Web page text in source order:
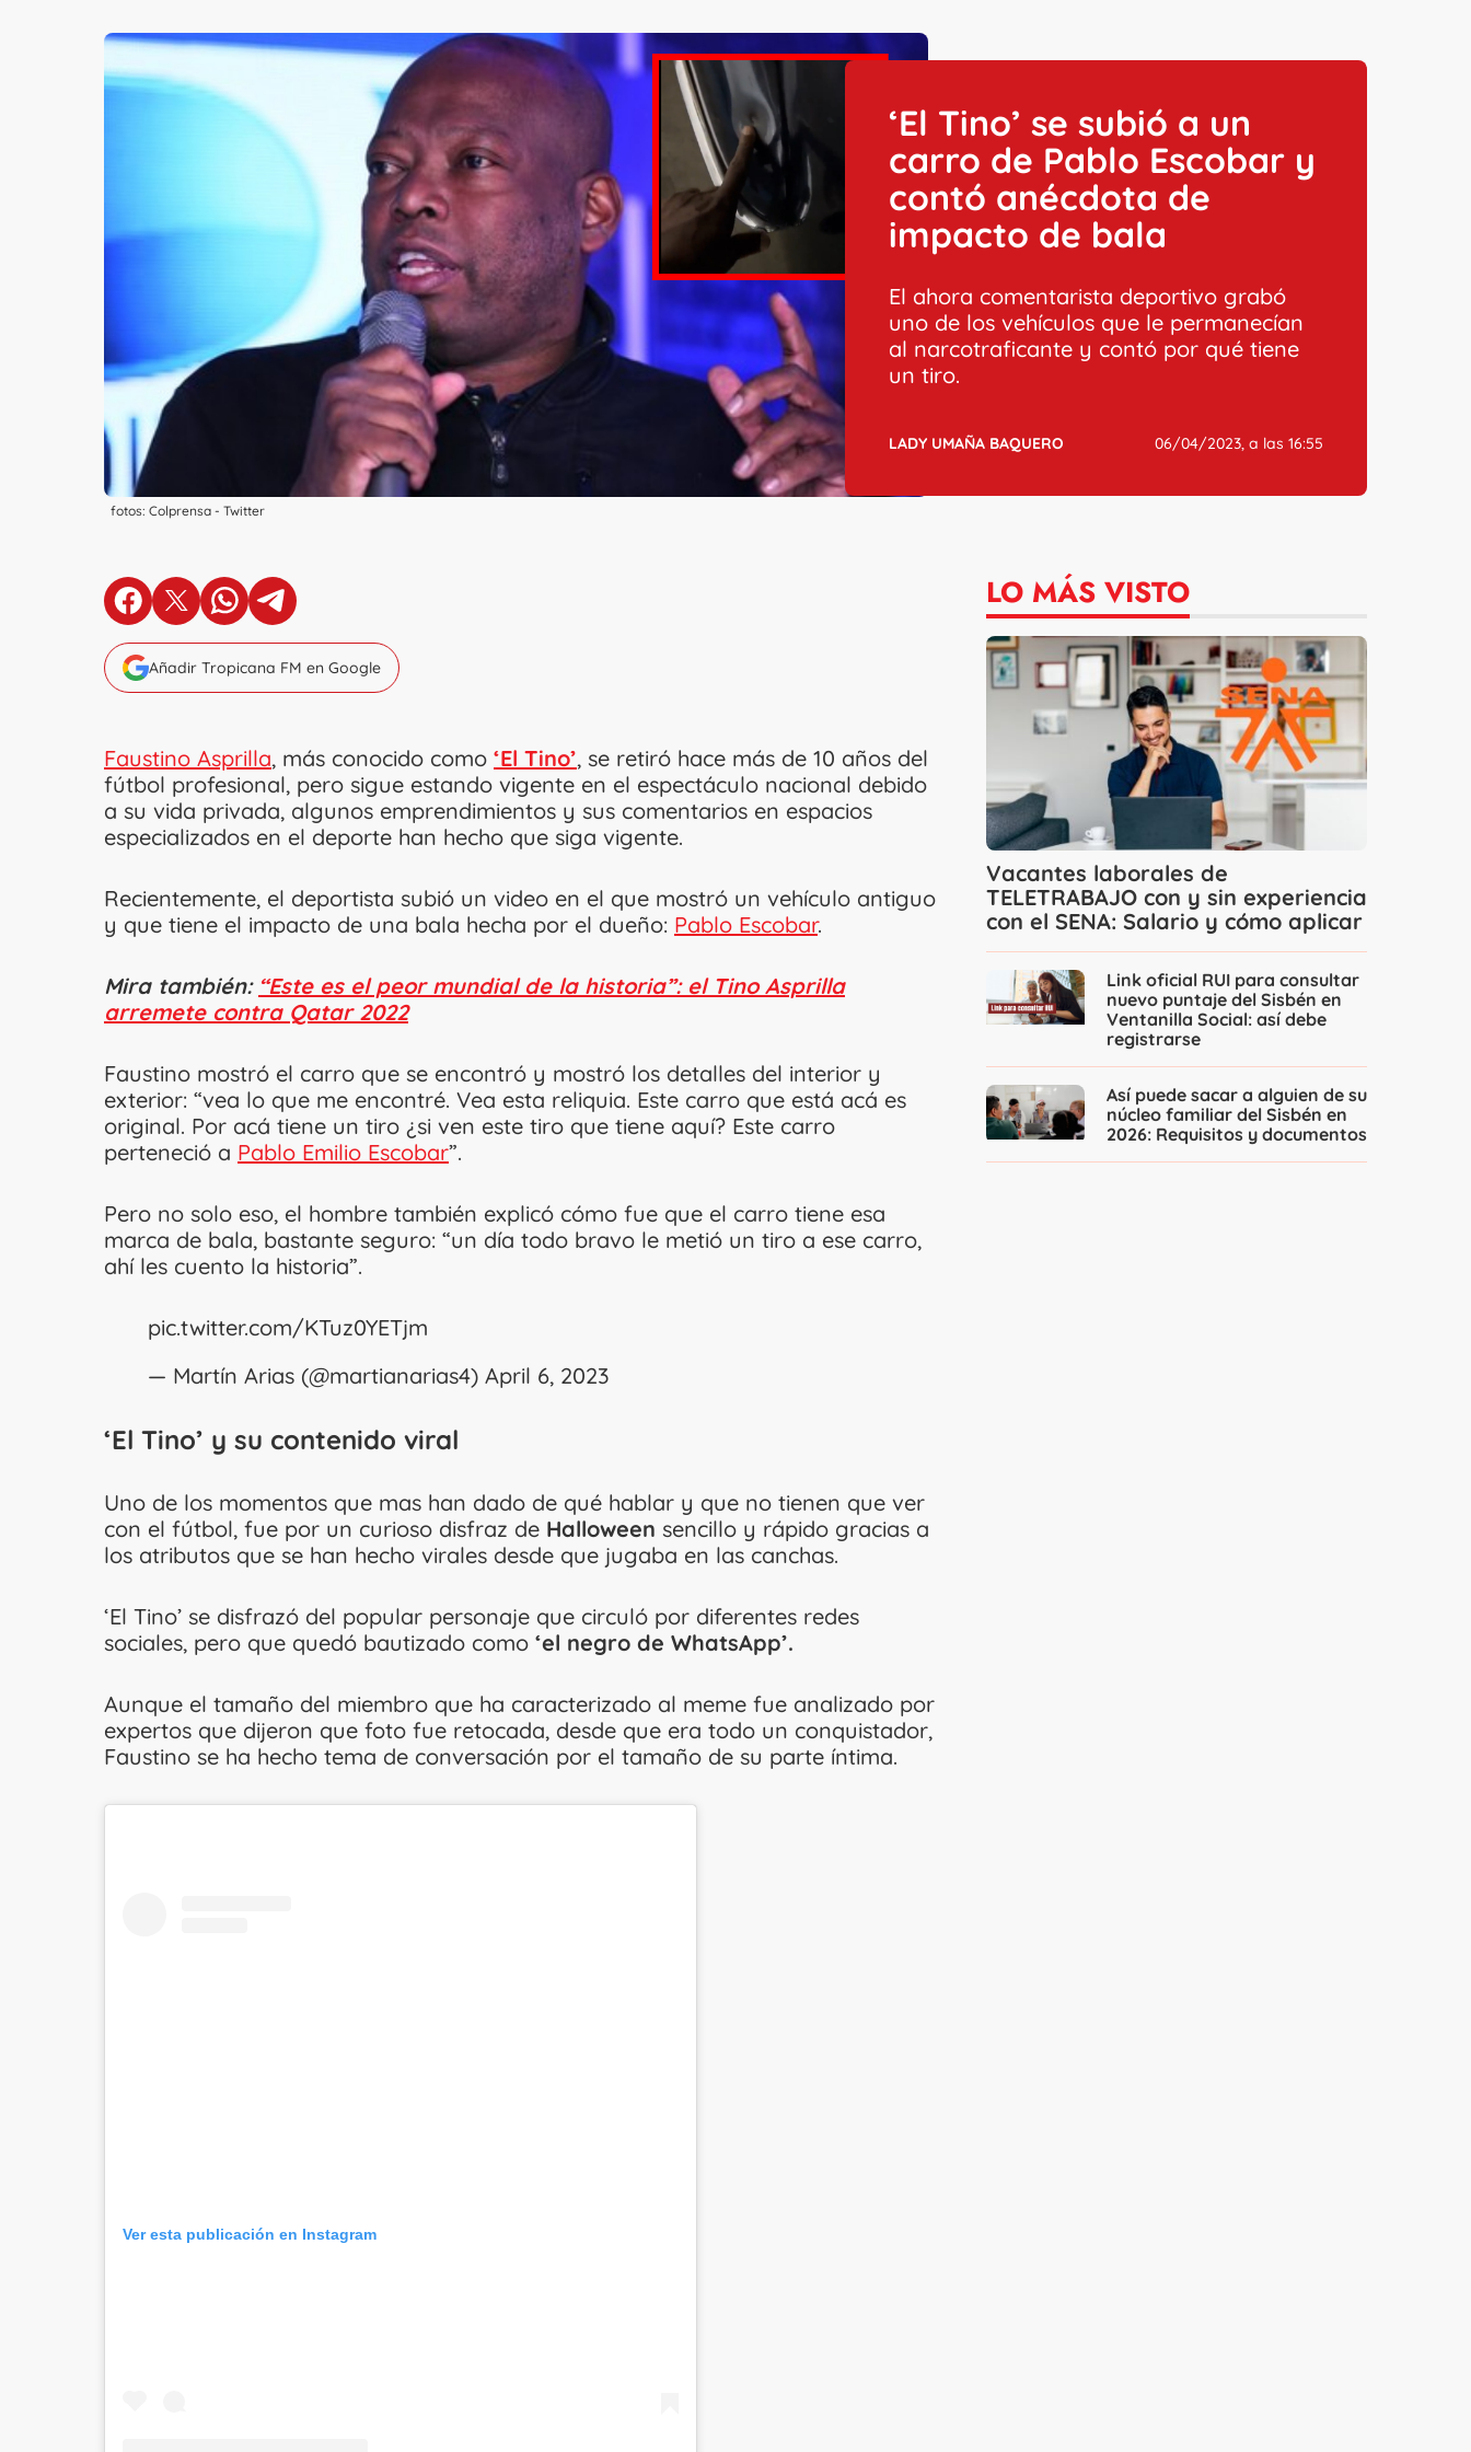
fotos: Colprensa - Twitter
‘El Tino’ se subió a un
carro de Pablo Escobar y
contó anécdota de
impacto de bala
El ahora comentarista deportivo grabó
uno de los vehículos que le permanecían
al narcotraficante y contó por qué tiene
un tiro.
LADY UMAÑA BAQUERO 06/04/2023, a las 16:55
en Facebook
en X en Whatsapp
en Telegram
Añadir Tropicana FM en Google
Faustino Asprilla, más conocido como ‘El Tino’, se retiró hace más de 10 años del
fútbol profesional, pero sigue estando vigente en el espectáculo nacional debido
a su vida privada, algunos emprendimientos y sus comentarios en espacios
especializados en el deporte han hecho que siga vigente.
Recientemente, el deportista subió un video en el que mostró un vehículo antiguo
y que tiene el impacto de una bala hecha por el dueño: Pablo Escobar.
Mira también: “Este es el peor mundial de la historia”: el Tino Asprilla
arremete contra Qatar 2022
Faustino mostró el carro que se encontró y mostró los detalles del interior y
exterior: “vea lo que me encontré. Vea esta reliquia. Este carro que está acá es
original. Por acá tiene un tiro ¿si ven este tiro que tiene aquí? Este carro
perteneció a Pablo Emilio Escobar”.
Pero no solo eso, el hombre también explicó cómo fue que el carro tiene esa
marca de bala, bastante seguro: “un día todo bravo le metió un tiro a ese carro,
ahí les cuento la historia”.
pic.twitter.com/KTuz0YETjm
— Martín Arias (@martianarias4) April 6, 2023
‘El Tino’ y su contenido viral
Uno de los momentos que mas han dado de qué hablar y que no tienen que ver
con el fútbol, fue por un curioso disfraz de Halloween sencillo y rápido gracias a
los atributos que se han hecho virales desde que jugaba en las canchas.
‘El Tino’ se disfrazó del popular personaje que circuló por diferentes redes
sociales, pero que quedó bautizado como ‘el negro de WhatsApp’.
Aunque el tamaño del miembro que ha caracterizado al meme fue analizado por
expertos que dijeron que foto fue retocada, desde que era todo un conquistador,
Faustino se ha hecho tema de conversación por el tamaño de su parte íntima.
Ver esta publicación en Instagram
LO MÁS VISTO
Vacantes laborales de
TELETRABAJO con y sin experiencia
con el SENA: Salario y cómo aplicar
Link oficial RUI para consultar
nuevo puntaje del Sisbén en
Ventanilla Social: así debe
registrarse
Así puede sacar a alguien de su
núcleo familiar del Sisbén en
2026: Requisitos y documentos